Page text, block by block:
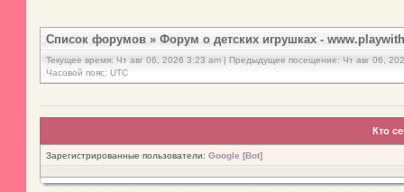
Список форумов » Форум о детских игрушках -
Текущее время: Чт авг 06, 2026 3:23 am | Предыдущее посещение: Чт авг 06,
Часовой пояс: UTC
Кто
Зарегистрированные пользователи: Google [Bot]